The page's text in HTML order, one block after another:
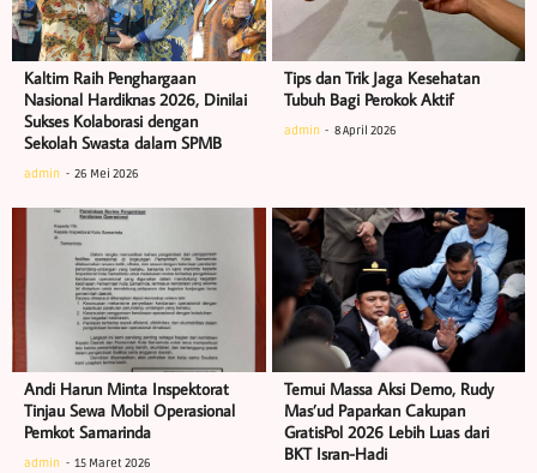
Kaltim Raih Penghargaan
Nasional Hardiknas 2026, Dinilai
Sukses Kolaborasi dengan
Sekolah Swasta dalam SPMB
admin 26 Mei 2026
Tips dan Trik Jaga Kesehatan
Tubuh Bagi Perokok Aktif
admin 8 April 2026
Andi Harun Minta Inspektorat
Tinjau Sewa Mobil Operasional
Pemkot Samarinda
admin 15 Maret 2026
Temui Massa Aksi Demo, Rudy
Mas’ud Paparkan Cakupan
GratisPol 2026 Lebih Luas dari
BKT Isran-Hadi